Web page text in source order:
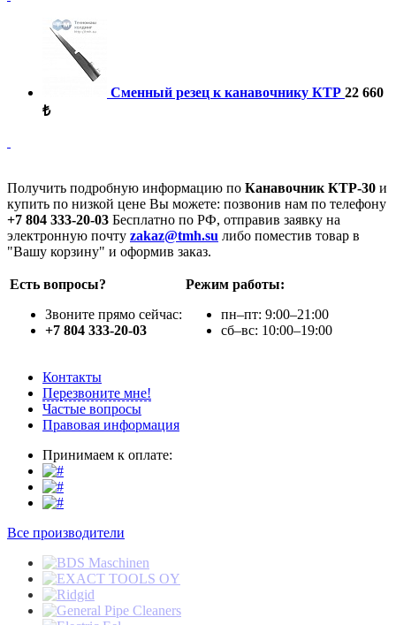
Сменный резец к канавочнику КТР 22 660
₺
Получить подробную информацию по Канавочник КТР-30 и
купить по низкой цене Вы можете: позвонив нам по телефону
+7 804 333-20-03 Бесплатно по РФ, отправив заявку на
электронную почту zakaz@tmh.su либо поместив товар в
"Вашу корзину" и оформив заказ.
Есть вопросы?
Звоните прямо сейчас:
+7 804 333-20-03
Режим работы:
пн–пт: 9:00–21:00
сб–вс: 10:00–19:00
Контакты
Перезвоните мне!
Частые вопросы
Правовая информация
Принимаем к оплате:
Все производители